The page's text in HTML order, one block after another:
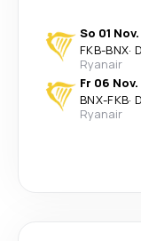
So 01 Nov.
FKB-BNX·
Ryanair
Fr 06 Nov.
BNX-FKB·
Ryanair